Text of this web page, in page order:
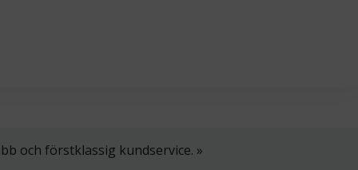
och förstklassig kundservice. »